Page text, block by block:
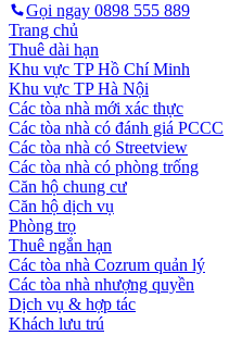
Gọi ngay 0898 555 889
Trang chủ
Thuê dài hạn
Khu vực TP Hồ Chí Minh
Khu vực TP Hà Nội
Các tòa nhà mới xác thực
Các tòa nhà có đánh giá PCCC
Các tòa nhà có Streetview
Các tòa nhà có phòng trống
Căn hộ chung cư
Căn hộ dịch vụ
Phòng trọ
Thuê ngắn hạn
Các tòa nhà Cozrum quản lý
Các tòa nhà nhượng quyền
Dịch vụ & hợp tác
Khách lưu trú